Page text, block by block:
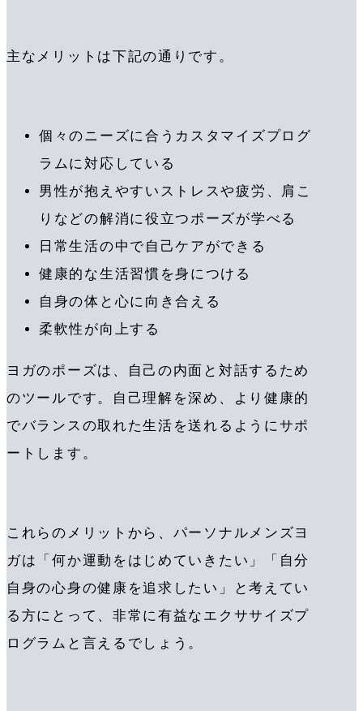
主なメリットは下記の通りです。
個々のニーズに合うカスタマイズプログ
ラムに対応している
男性が抱えやすいストレスや疲労、肩こ
りなどの解消に役立つポーズが学べる
日常生活の中で自己ケアができる
健康的な生活習慣を身につける
自身の体と心に向き合える
柔軟性が向上する
ヨガのポーズは、自己の内面と対話するため
のツールです。自己理解を深め、より健康的
でバランスの取れた生活を送れるようにサポ
ートします。
これらのメリットから、パーソナルメンズヨ
ガは「何か運動をはじめていきたい」「自分
自身の心身の健康を追求したい」と考えてい
る方にとって、非常に有益なエクササイズプ
ログラムと言えるでしょう。